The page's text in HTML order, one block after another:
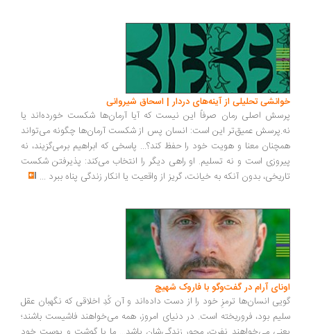
تحلیلی از آینه‌های دردار | اسحاق شیروانی
اصلی رمان صرفاً این نیست که آیا آرمان‌ها شکست خورده‌اند یا
عمیق‌تر این است: انسان پس از شکست آرمان‌ها چگونه می‌تواند
معنا و هویت خود را حفظ کند؟... پاسخی که ابراهیم برمی‌گزیند، نه
است و نه تسلیم. او راهی دیگر را انتخاب می‌کند: پذیرفتن شکست
بدون آنکه به خیانت، گریز از واقعیت یا انکار زندگی پناه ببرد...
آرام در گفت‌وگو با فاروک شهیچ‭
انسان‌ها ترمزِ خود را از دست داده‌اند و آن کُدِ اخلاقی که نگهبان عقل
بود، فروریخته است. در دنیای امروز، همه می‌خواهند فاشیست باشند؛